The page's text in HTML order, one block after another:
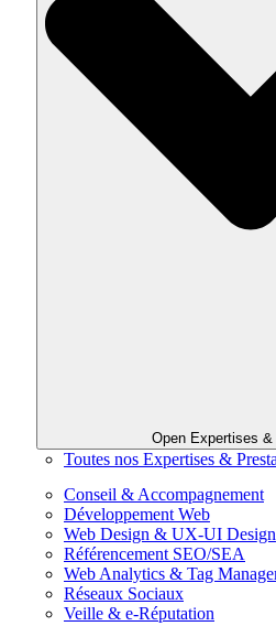
Open Expertises
Toutes nos Expertises &
Conseil & Accompagnement
Développement Web
Web Design & UX-UI Design
Référencement SEO/SEA
Web Analytics & Tag
Réseaux Sociaux
Veille & e-Réputation